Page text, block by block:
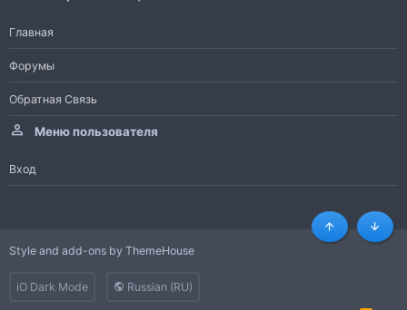
Главная
Форумы
Обратная Связь
Меню пользователя
Вход
iO Dark Mode Russian (RU)
Style and add-ons by ThemeHouse
Сверху Снизу